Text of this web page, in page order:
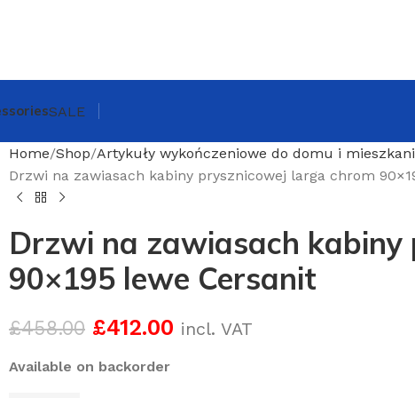
SALE
Home Shop Artykuły wykończeniowe do domu i
Drzwi na zawiasach kabiny prysznicowej larga chrom
Drzwi na zawiasach
90×195 lewe Cersanit
£458.00 £412.00 incl. VAT
Available on backorder